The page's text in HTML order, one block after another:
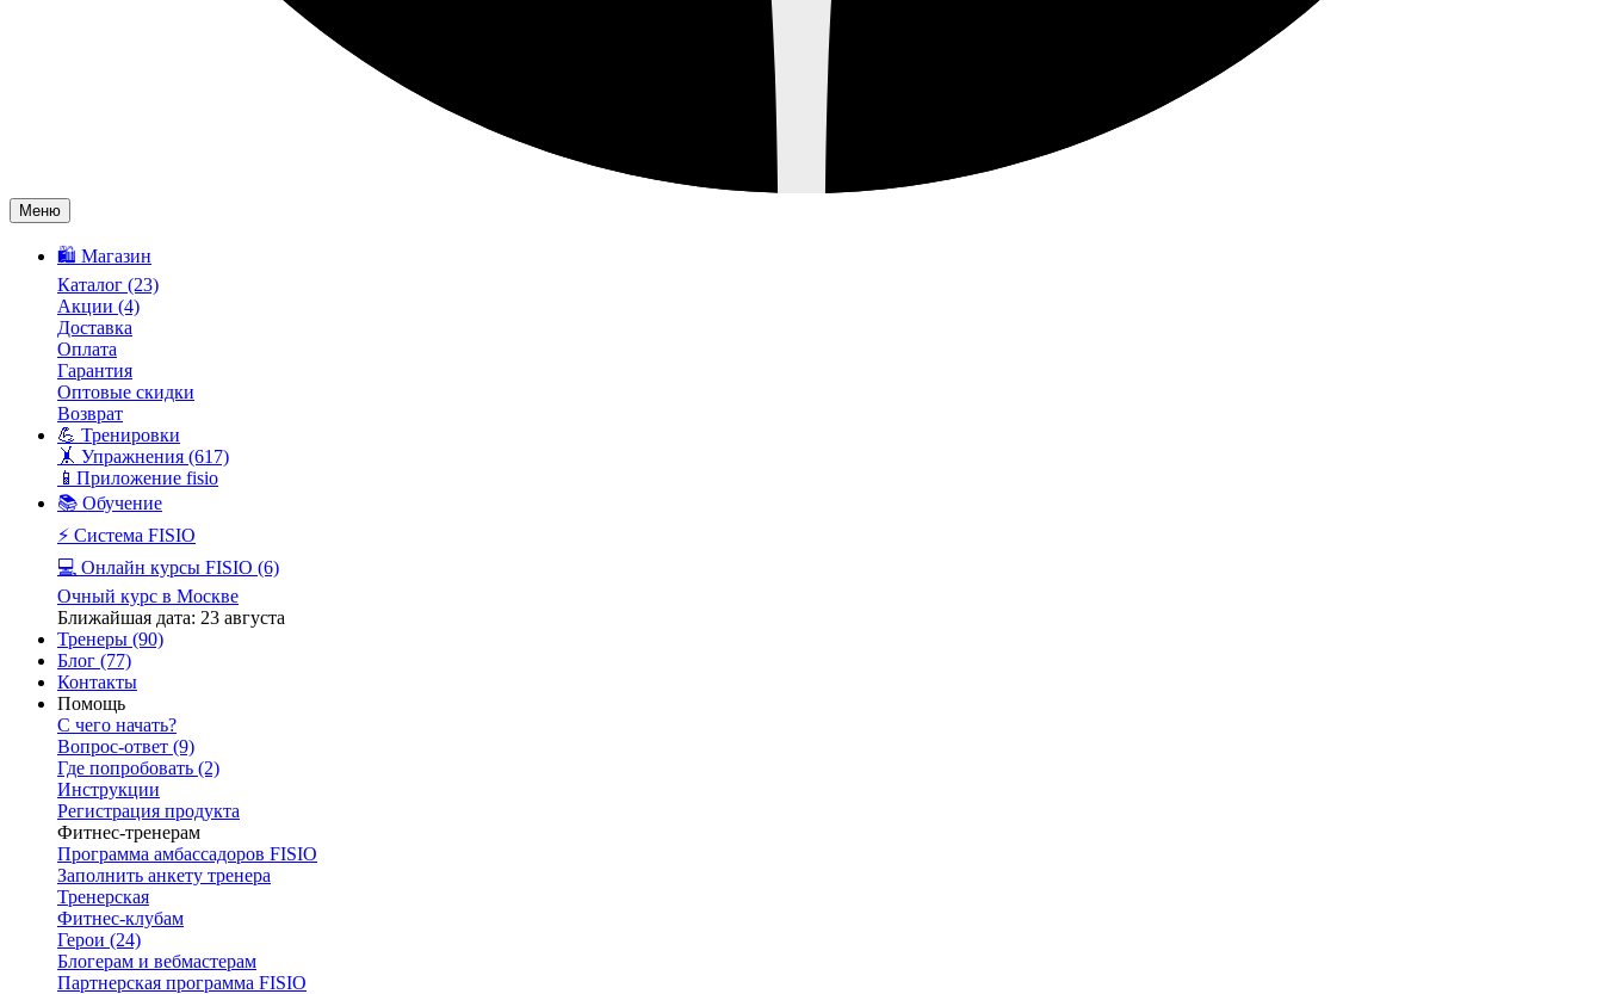
Меню
🛍️ Магазин
Каталог (23)
Акции (4)
Доставка
Оплата
Гарантия
Оптовые скидки
Возврат
💪 Тренировки
🤸 Упражнения (617)
📱Приложение fisio
📚 Обучение
⚡️ Система FISIO
💻 Онлайн курсы FISIO (6)
Очный курс в Москве
Ближайшая дата: 23 августа
Тренеры (90)
Блог (77)
Контакты
Помощь
С чего начать?
Вопрос-ответ (9)
Где попробовать (2)
Инструкции
Регистрация продукта
Фитнес-тренерам
Программа амбассадоров FISIO
Заполнить анкету тренера
Тренерская
Фитнес-клубам
Герои (24)
Блогерам и вебмастерам
Партнерская программа FISIO